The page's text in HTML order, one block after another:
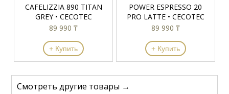
CAFELIZZIA 890 TITAN
GREY • CECOTEC
89 990 ₸
+ Купить
POWER ESPRESSO 20
PRO LATTE • CECOTEC
89 990 ₸
+ Купить
Смотреть другие товары →